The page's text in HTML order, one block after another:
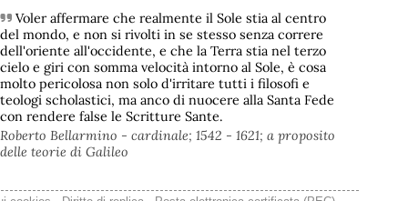
- 26/2/2026 9:01
e gravi fatti di Bologna e Chiomonte impongono una
profonda che superi le strumentalizzazioni politiche. Nel
ultimo intervento - che abbiamo rilanciato come editoriale su
- don Tonio Dell'Olio affronta il tema con la consueta
la violenza non ha
ILVA, ora la salute viene prima
“Una vittoria storica dei cittadini, ora la salute viene
L’associazione PeaceLink esprime il proprio pieno sostegno
la più sentita gratitudine al gruppo di cittadini e all'associazione
Tarantini che hanno ottenuto una vittoria storica davan
Voler affermare che realmente il Sole stia al centro
del mondo, e non si rivolti in se stesso senza correre
dell'oriente all'occidente, e che la Terra stia nel terzo
cielo e giri con somma velocità intorno al Sole, è cosa
molto pericolosa non solo d'irritare tutti i filosofi e
teologi scholastici, ma anco di nuocere alla Santa Fede
con rendere false le Scritture Sante.
Roberto Bellarmino - cardinale; 1542 - 1621; a proposito
delle teorie di Galileo